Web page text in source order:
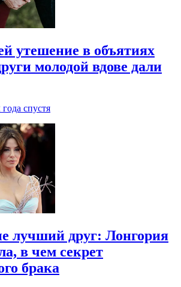
утешение в объятиях
молодой вдове дали
года спустя
лучший друг: Лонгория
в чем секрет
брака